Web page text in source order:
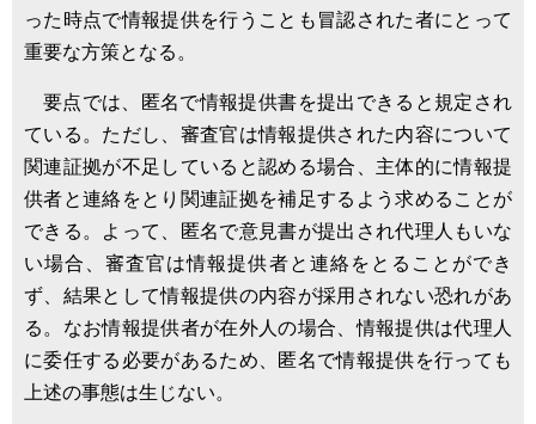
った時点で情報提供を行うことも冒認された者にとって
重要な方策となる。
要点では、匿名で情報提供書を提出できると規定され
ている。ただし、審査官は情報提供された内容について
関連証拠が不足していると認める場合、主体的に情報提
供者と連絡をとり関連証拠を補足するよう求めることが
できる。よって、匿名で意見書が提出され代理人もいな
い場合、審査官は情報提供者と連絡をとることができ
ず、結果として情報提供の内容が採用されない恐れがあ
る。なお情報提供者が在外人の場合、情報提供は代理人
に委任する必要があるため、匿名で情報提供を行っても
上述の事態は生じない。